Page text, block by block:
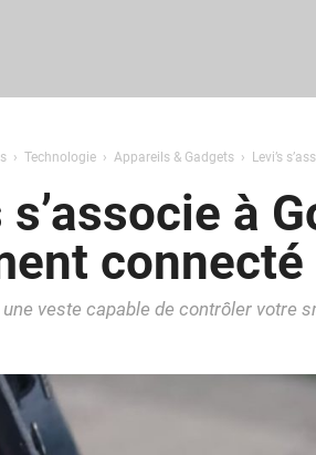
Technologie Appareils & Gadgets Levi’s
s’associe à
connecté
veste capable de contrôler votre